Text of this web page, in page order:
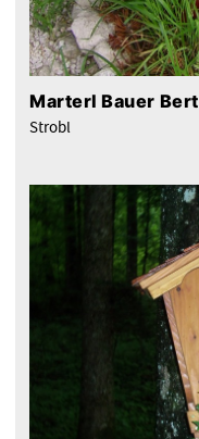
Marterl Bauer Bert
Strobl